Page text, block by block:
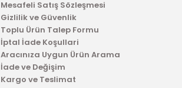
Mesafeli Satış Sözleşmesi
Gizlilik ve Güvenlik
Toplu Ürün Talep Formu
İptal İade Koşullari
Aracınıza Uygun Ürün Arama
İade ve Değişim
Kargo ve Teslimat